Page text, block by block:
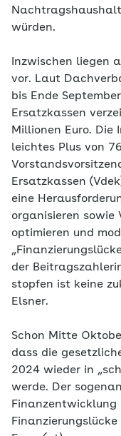
würden.
Inzwischen liegen
vor. Laut
bis Ende
Ersatzkassen
Millionen Euro. Die
leichtes Plus von
Ersatzkassen
eine
organisieren sowie
optimieren und
der
stopfen ist keine
Elsner.
Schon Mitte
dass die
2024 wieder in
werde. Der
Finanzentwicklung